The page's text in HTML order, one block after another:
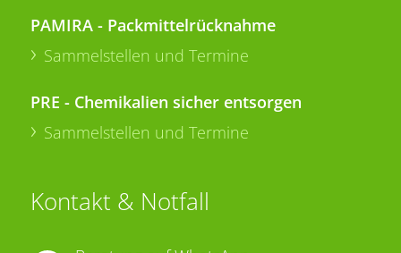
PAMIRA - Packmittelrücknahme
Sammelstellen und Termine
PRE - Chemikalien sicher entsorgen
Sammelstellen und Termine
Kontakt & Notfall